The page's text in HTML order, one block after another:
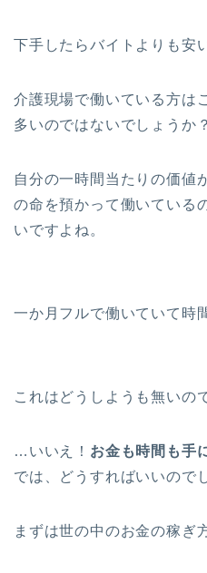
下手したらバイトよりも安
介護現場で働いている方は
多いのではないでしょうか？
自分の一時間当たりの価値
の命を預かって働いている
いですよね。
一か月フルで働いていて時
これはどうしようも無いの
…いいえ！ お金も時間も手
では、どうすればいいので
まずは世の中のお金の稼ぎ